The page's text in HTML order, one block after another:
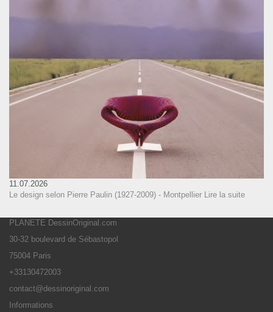
11.07.2026
Le design selon Pierre Paulin (1927-2009) - Montpellier
Lire la suite
PLANETE DessinOriginal.com
30-32 boulevard de Sébastopol
75004 Paris
+33130472003
contact@dessinoriginal.com
Informations